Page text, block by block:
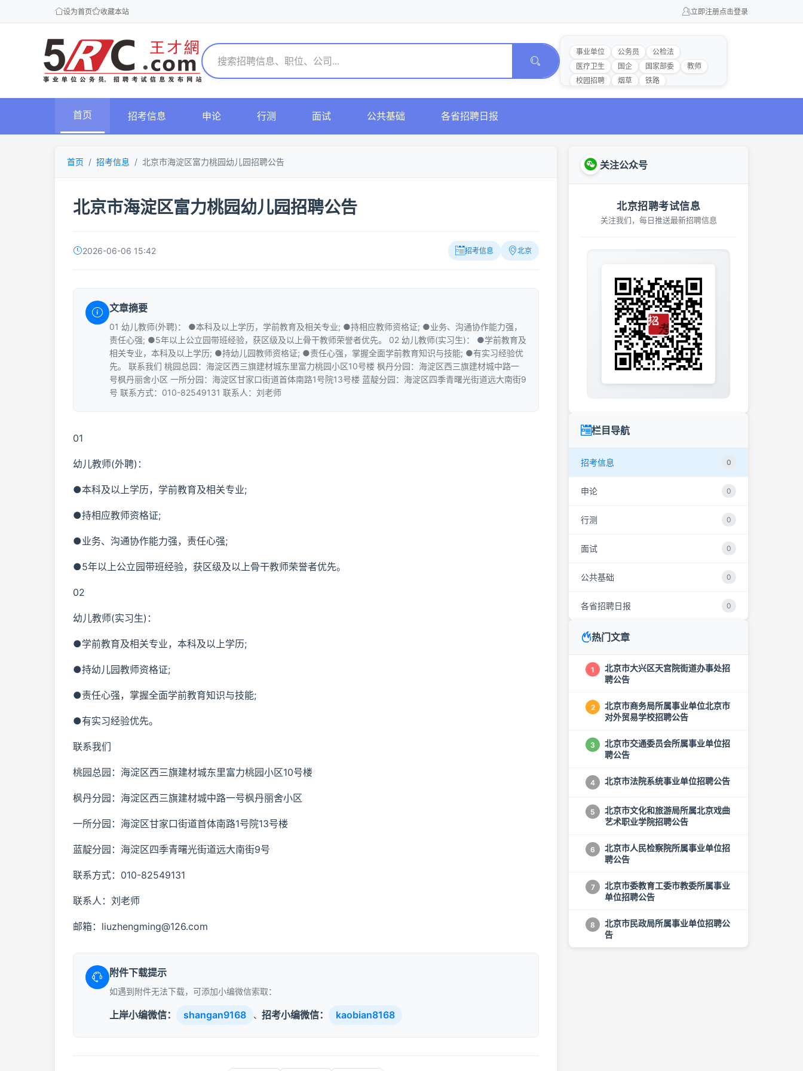
设为首页 收藏本站 立即注册点击登录
事业单位 公务员
公检法
医疗卫生
国企 国家部委
教师
校园招聘
烟草 铁路
首页 招考信息 申论 行测 面试 公共基础 各省招聘日报
首页 招考信息 北京市海淀区富力桃园幼儿园招聘公告
北京市海淀区富力桃园幼儿园招聘公告
2026-06-06 15:42 招考信息 北京
文章摘要
01 幼儿教师(外聘)： ●本科及以上学历，学前教育及相关专业; ●持相应教师资格证; ●业务、沟通协作能力强，
责任心强; ●5年以上公立园带班经验，获区级及以上骨干教师荣誉者优先。 02 幼儿教师(实习生)： ●学前教育及
相关专业，本科及以上学历; ●持幼儿园教师资格证; ●责任心强，掌握全面学前教育知识与技能; ●有实习经验优
先。 联系我们 桃园总园：海淀区西三旗建材城东里富力桃园小区10号楼 枫丹分园：海淀区西三旗建材城中路一
号枫丹丽舍小区 一所分园：海淀区甘家口街道首体南路1号院13号楼 蓝靛分园：海淀区四季青曙光街道远大南街9
号 联系方式：010-82549131 联系人：刘老师
01
幼儿教师(外聘)：
●本科及以上学历，学前教育及相关专业;
●持相应教师资格证;
●业务、沟通协作能力强，责任心强;
●5年以上公立园带班经验，获区级及以上骨干教师荣誉者优先。
02
幼儿教师(实习生)：
●学前教育及相关专业，本科及以上学历;
●持幼儿园教师资格证;
●责任心强，掌握全面学前教育知识与技能;
●有实习经验优先。
联系我们
桃园总园：海淀区西三旗建材城东里富力桃园小区10号楼
枫丹分园：海淀区西三旗建材城中路一号枫丹丽舍小区
一所分园：海淀区甘家口街道首体南路1号院13号楼
蓝靛分园：海淀区四季青曙光街道远大南街9号
联系方式：010-82549131
联系人：刘老师
邮箱：liuzhengming@126.com
附件下载提示
如遇到附件无法下载，可添加小编微信索取：
上岸小编微信： shangan9168 、 招考小编微信： kaobian8168
关注公众号
北京招聘考试信息
关注我们，每日推送最新招聘信息
栏目导航
招考信息 0
申论 0
行测 0
面试 0
公共基础 0
各省招聘日报 0
热门文章
1
北京市大兴区天宫院街道办事处招
聘公告
2
北京市商务局所属事业单位北京市
对外贸易学校招聘公告
3
北京市交通委员会所属事业单位招
聘公告
4 北京市法院系统事业单位招聘公告
5
北京市文化和旅游局所属北京戏曲
艺术职业学院招聘公告
6
北京市人民检察院所属事业单位招
聘公告
7
北京市委教育工委市教委所属事业
单位招聘公告
8
北京市民政局所属事业单位招聘公
告